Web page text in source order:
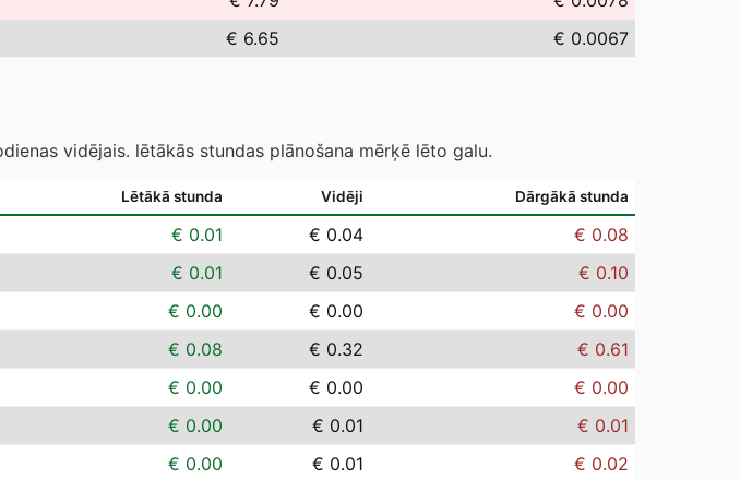
€ 6.65 € 0.0067
vidējais. lētākās stundas plānošana mērķē lēto galu.
Lētākā stunda Vidēji Dārgākā stunda
€ 0.01 € 0.04
€ 0.08
€ 0.01 € 0.05
€ 0.10
€ 0.00 € 0.00
€ 0.00
€ 0.08 € 0.32
€ 0.61
€ 0.00 € 0.00
€ 0.00
€ 0.00 € 0.01
€ 0.01
€ 0.00 € 0.01
€ 0.02